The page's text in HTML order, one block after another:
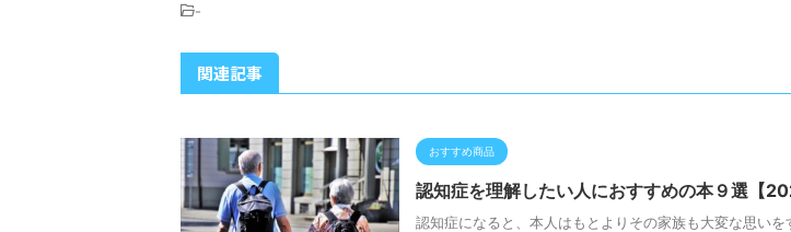
-
関連記事
おすすめ商品
認知症を理解したい人におすすめの本９選【
認知症になると、本人はもとよりその家族も大変な思いを